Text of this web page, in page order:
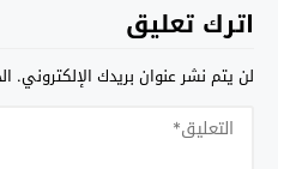
اترك تعليق
لن يتم نشر عنوان بريدك الإلكتروني.